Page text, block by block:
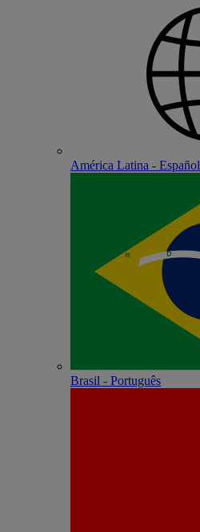
América Latina - Español
Brasil - Português